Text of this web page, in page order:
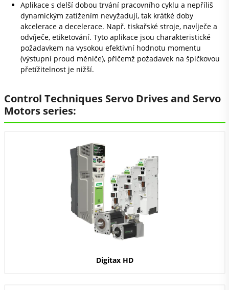
Aplikace s delší dobou trvání pracovního cyklu a nepříliš
dynamickým zatížením nevyžadují, tak krátké doby
akcelerace a decelerace. Např. tiskařské stroje, navíječe a
odvíječe, etiketování. Tyto aplikace jsou charakteristické
požadavkem na vysokou efektivní hodnotu momentu
(výstupní proud měniče), přičemž požadavek na špičkovou
přetížitelnost je nižší.
Control Techniques Servo Drives and Servo
Motors series:
Digitax HD